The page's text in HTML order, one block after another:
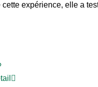
expérience, elle a